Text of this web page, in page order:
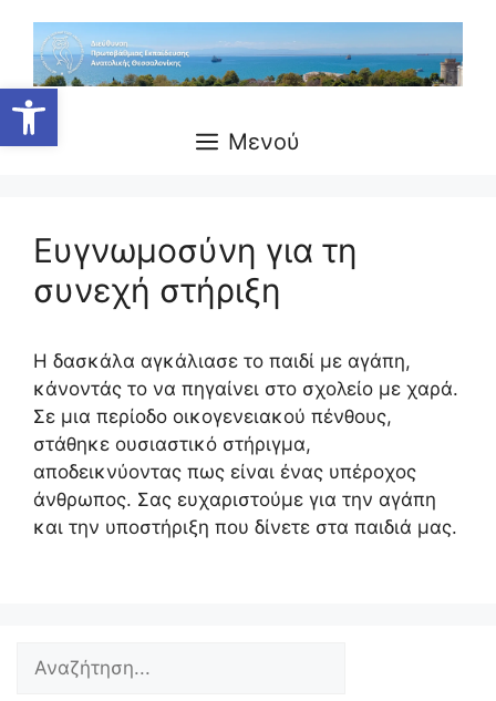
Ανοίξτε τη γραμμή εργαλείων
περιεχόμενο
Μενού
Ευγνωμοσύνη για τη
συνεχή στήριξη
Η δασκάλα αγκάλιασε το παιδί με αγάπη,
κάνοντάς το να πηγαίνει στο σχολείο με χαρά.
Σε μια περίοδο οικογενειακού πένθους,
στάθηκε ουσιαστικό στήριγμα,
αποδεικνύοντας πως είναι ένας υπέροχος
άνθρωπος. Σας ευχαριστούμε για την αγάπη
και την υποστήριξη που δίνετε στα παιδιά μας.